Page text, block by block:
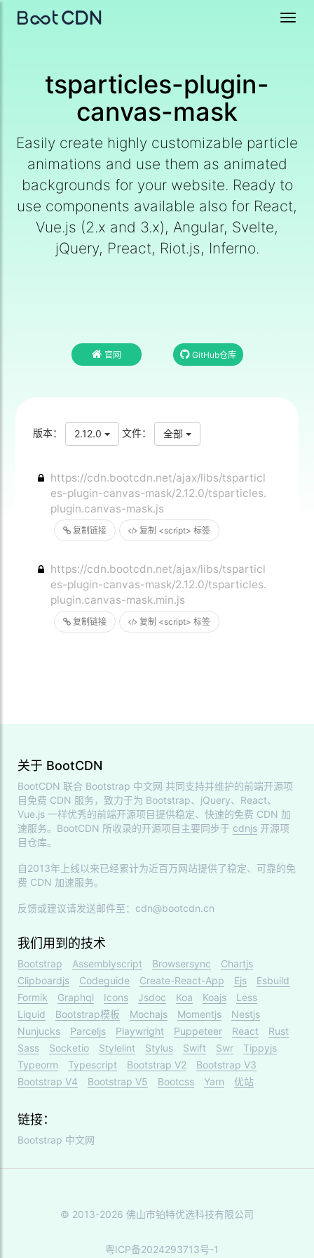
tsparticles-plugin-
canvas-mask
Easily create highly customizable particle
animations and use them as animated
backgrounds for your website. Ready to
use components available also for React,
Vue.js (2.x and 3.x), Angular, Svelte,
jQuery, Preact, Riot.js, Inferno.
官网 GitHub仓库
版本： 2.12.0 文件： 全部
复制链接 复制 <script> 标签
https://cdn.bootcdn.net/ajax/libs/tsparticl
es-plugin-canvas-mask/2.12.0/tsparticles.
plugin.canvas-mask.js
复制链接 复制 <script> 标签
https://cdn.bootcdn.net/ajax/libs/tsparticl
es-plugin-canvas-mask/2.12.0/tsparticles.
plugin.canvas-mask.min.js
关于 BootCDN
BootCDN 联合 Bootstrap 中文网 共同支持并维护的前端开源项
目免费 CDN 服务，致力于为 Bootstrap、jQuery、React、
Vue.js 一样优秀的前端开源项目提供稳定、快速的免费 CDN 加
速服务。BootCDN 所收录的开源项目主要同步于 cdnjs 开源项
目仓库。
自2013年上线以来已经累计为近百万网站提供了稳定、可靠的免
费 CDN 加速服务。
反馈或建议请发送邮件至：cdn@bootcdn.cn
我们用到的技术
Bootstrap Assemblyscript Browsersync
Chartjs
Clipboardjs
Codeguide Create-React-App Ejs
Esbuild
Formik
Graphql Icons Jsdoc Koa Koajs
Less
Liquid
Bootstrap模板 Mochajs Momentjs
Nestjs
Nunjucks
Parceljs Playwright Puppeteer React
Rust
Sass
Socketio Stylelint Stylus Swift Swr
Tippyjs
Typeorm
Typescript Bootstrap V2
Bootstrap V3
Bootstrap V4
Bootstrap V5 Bootcss Yarn 优站
链接：
Bootstrap 中文网
© 2013-2026 佛山市铂特优选科技有限公司
粤ICP备2024293713号-1